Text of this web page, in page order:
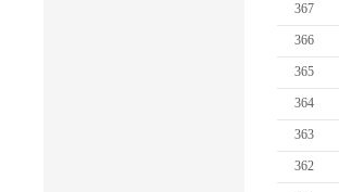
367
366
365
364
363
362